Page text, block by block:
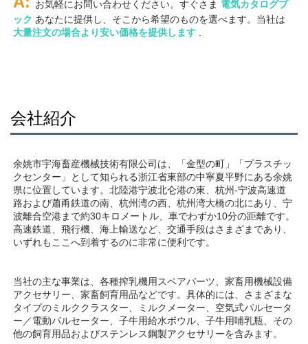
お気軽にお問い合わせください。すぐさま 電気カタログブ
ック
大量注文の場合より安い価格を提供します .
会社紹介
余姚市宇海畜産機械技術有限公司は、「金型の町」「プラスチッ
クセンター」として知られる浙江省東部の中寧夏平野にある余姚
県に位置しています。北陸港宁波北仑港の東、杭州-宁波高速道
路および蕭甬鉄道の南、杭州湾の西、杭州湾大橋の北にあり、宁
波離合空港まで約30キロメートル、車でわずか10分の距離です。
高速鉄道、飛行機、海上輸送など、交通手段はさまざまであり、
いずれもここへ到着するのに非常に便利です。
当社の主な事業は、各種搾乳機用スペアパーツ、家畜用機械設備
アクセサリー、家畜飼育用品などです。具体的には、さまざまな
タイプのミルククラスター、ミルクメーター、空気式パルセータ
ー／電動パルセーター、子牛用給水ボウル、子牛用哺乳瓶、その
他の飼育用品およびステンレス鋼製アクセサリーを含みます。